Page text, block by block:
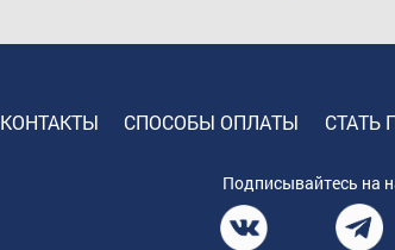
КОНТАКТЫ СПОСОБЫ ОПЛАТЫ СТАТЬ
Подписывайтесь на